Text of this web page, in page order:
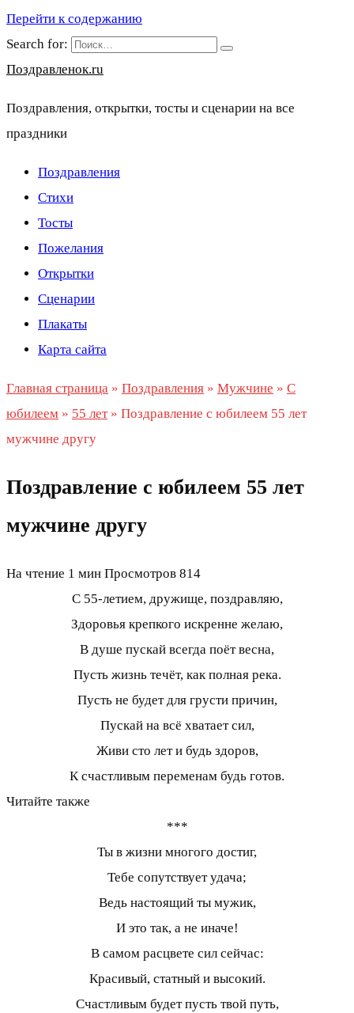
Перейти к содержанию
Search for:
Поздравленок.ru
Поздравления, открытки, тосты и сценарии на все
праздники
Поздравления
Стихи
Тосты
Пожелания
Открытки
Сценарии
Плакаты
Карта сайта
Главная страница » Поздравления » Мужчине » С
юбилеем » 55 лет» Поздравление с юбилеем 55 лет
мужчине другу
Поздравление с юбилеем 55 лет
мужчине другу
На чтение 1 мин Просмотров 814
С 55-летием, дружище, поздравляю,
Здоровья крепкого искренне желаю,
В душе пускай всегда поёт весна,
Пусть жизнь течёт, как полная река.
Пусть не будет для грусти причин,
Пускай на всё хватает сил,
Живи сто лет и будь здоров,
К счастливым переменам будь готов.
Читайте также
***
Ты в жизни многого достиг,
Тебе сопутствует удача;
Ведь настоящий ты мужик,
И это так, а не иначе!
В самом расцвете сил сейчас:
Красивый, статный и высокий.
Счастливым будет пусть твой путь,